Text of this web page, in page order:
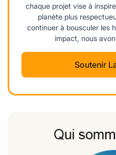
chaque projet vise à
planète plus
continuer à bousculer les
impact, nous
Soutenir